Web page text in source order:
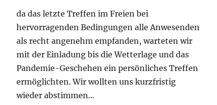
da das letzte Treffen im Freien bei
hervorragenden Bedingungen alle Anwesenden
als recht angenehm empfanden, warteten wir
mit der Einladung bis die Wetterlage und das
Pandemie-Geschehen ein persönliches Treffen
ermöglichten. Wir wollten uns kurzfristig
wieder abstimmen…